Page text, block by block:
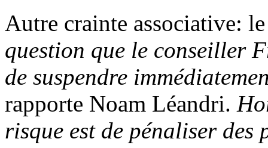
Autre crainte associative:
question que le conseiller
de suspendre
rapporte Noam Léandri.
risque est de pénaliser des